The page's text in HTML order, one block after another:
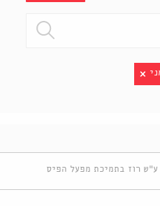
ע"ש רוז בתמיכת מפעל הפיס